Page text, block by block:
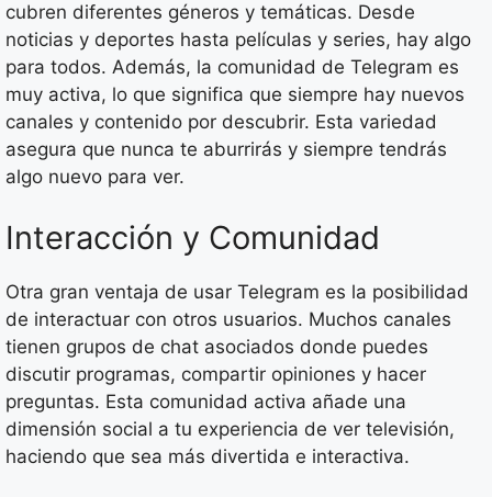
cubren diferentes géneros y temáticas. Desde
noticias y deportes hasta películas y series, hay algo
para todos. Además, la comunidad de Telegram es
muy activa, lo que significa que siempre hay nuevos
canales y contenido por descubrir. Esta variedad
asegura que nunca te aburrirás y siempre tendrás
algo nuevo para ver.
Interacción y Comunidad
Otra gran ventaja de usar Telegram es la posibilidad
de interactuar con otros usuarios. Muchos canales
tienen grupos de chat asociados donde puedes
discutir programas, compartir opiniones y hacer
preguntas. Esta comunidad activa añade una
dimensión social a tu experiencia de ver televisión,
haciendo que sea más divertida e interactiva.